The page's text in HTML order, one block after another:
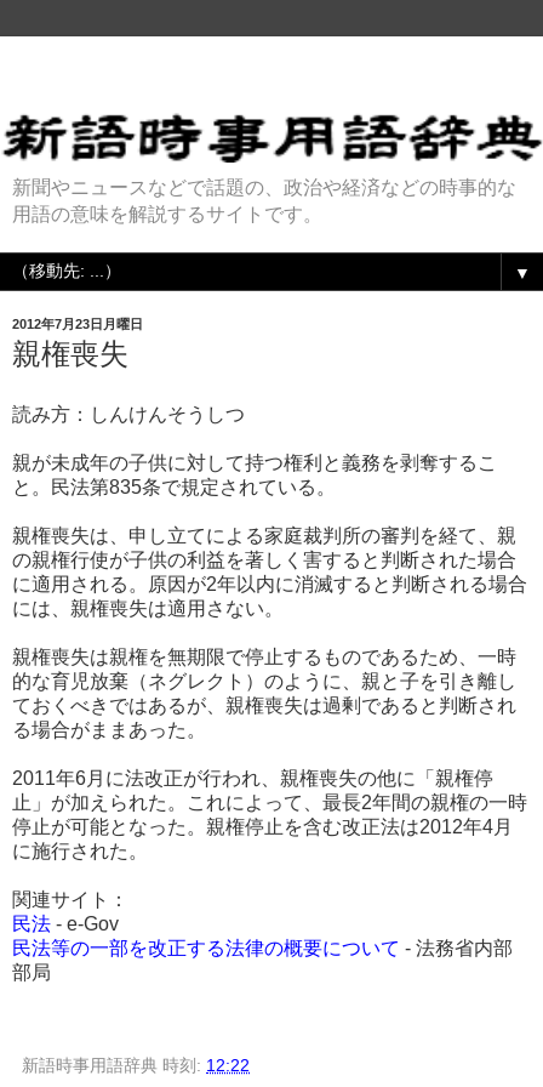
新聞やニュースなどで話題の、政治や経済などの時事的な
用語の意味を解説するサイトです。
▼
2012年7月23日月曜日
親権喪失
読み方：しんけんそうしつ
親が未成年の子供に対して持つ権利と義務を剥奪するこ
と。民法第835条で規定されている。
親権喪失は、申し立てによる家庭裁判所の審判を経て、親
の親権行使が子供の利益を著しく害すると判断された場合
に適用される。原因が2年以内に消滅すると判断される場合
には、親権喪失は適用さない。
親権喪失は親権を無期限で停止するものであるため、一時
的な育児放棄（ネグレクト）のように、親と子を引き離し
ておくべきではあるが、親権喪失は過剰であると判断され
る場合がままあった。
2011年6月に法改正が行われ、親権喪失の他に「親権停
止」が加えられた。これによって、最長2年間の親権の一時
停止が可能となった。親権停止を含む改正法は2012年4月
に施行された。
関連サイト：
民法 - e-Gov
民法等の一部を改正する法律の概要について - 法務省内部
部局
新語時事用語辞典 時刻: 12:22